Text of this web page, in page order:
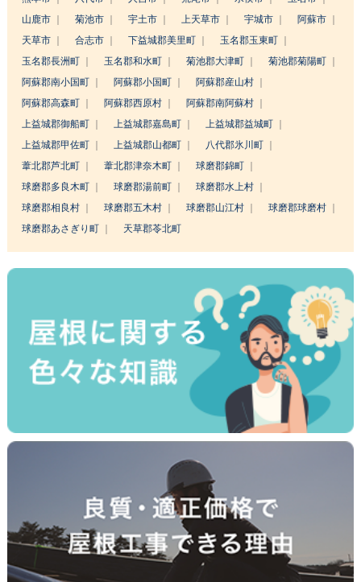
山鹿市
菊池市 宇土市 上天草市 宇城市
阿蘇市
天草市
合志市 下益城郡美里町
玉名郡玉東町
玉名郡長洲町
玉名郡和水町 菊池郡大津町
菊池郡菊陽町
阿蘇郡南小国町
阿蘇郡小国町
阿蘇郡産山村
阿蘇郡高森町
阿蘇郡西原村
阿蘇郡南阿蘇村
上益城郡御船町
上益城郡嘉島町
上益城郡益城町
上益城郡甲佐町
上益城郡山都町
八代郡氷川町
葦北郡芦北町
葦北郡津奈木町
球磨郡錦町
球磨郡多良木町
球磨郡湯前町
球磨郡水上村
球磨郡相良村
球磨郡五木村 球磨郡山江村
球磨郡球磨村
球磨郡あさぎり町
天草郡苓北町